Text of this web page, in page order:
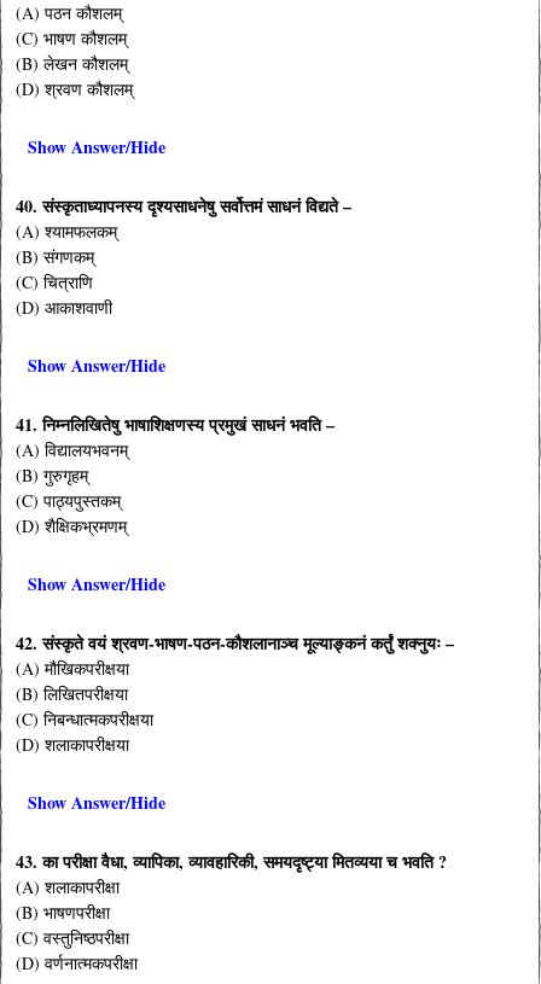
(A) पठन कौशलम्
(C) भाषण कौशलम्
(B) लेखन कौशलम्
(D) श्रवण कौशलम्
Show Answer/Hide
40. संस्कृताध्यापनस्य दृश्यसाधनेषु सर्वोत्तमं साधनं विद्यते –
(A) श्यामफलकम्
(B) संगणकम्
(C) चित्राणि
(D) आकाशवाणी
Show Answer/Hide
41. निम्नलिखितेषु भाषाशिक्षणस्य प्रमुखं साधनं भवति –
(A) विद्यालयभवनम्
(B) गुरुगृहम्
(C) पाठ्यपुस्तकम्
(D) शैक्षिकभ्रमणम्
Show Answer/Hide
42. संस्कृते वयं श्रवण-भाषण-पठन-कौशलानाञ्च मूल्याङ्कनं कर्तुं शक्नुयः –
(A) मौखिकपरीक्षया
(B) लिखितपरीक्षया
(C) निबन्धात्मकपरीक्षया
(D) शलाकापरीक्षया
Show Answer/Hide
43. का परीक्षा वैधा, व्यापिका, व्यावहारिकी, समयदृष्ट्या मितव्यया च भवति ?
(A) शलाकापरीक्षा
(B) भाषणपरीक्षा
(C) वस्तुनिष्ठपरीक्षा
(D) वर्णनात्मकपरीक्षा